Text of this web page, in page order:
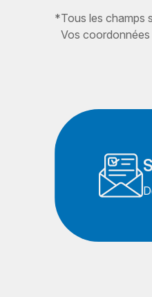
*Tous les champs
Vos